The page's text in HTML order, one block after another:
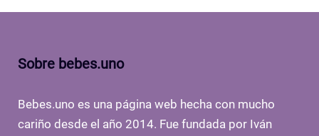
Sobre bebes.uno
Bebes.uno es una página web hecha con mucho
cariño desde el año 2014. Fue fundada por Iván